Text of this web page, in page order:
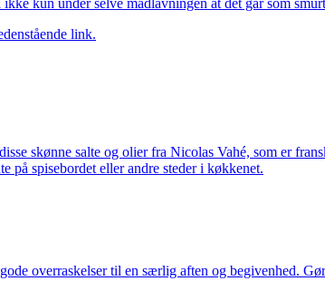
kun under selve madlavningen at det går som
link.
skønne salte og olier fra Nicolas Vahé, som er
på spisebordet eller andre steder i køkkenet.
overraskelser til en særlig aften og begivenhed.